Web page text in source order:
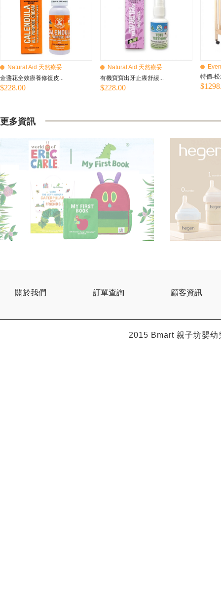
Natural Aid 天然療妥
金盞花全效療養修復皮...
$228.00
Natural Aid 天然療妥
有機寶寶出牙止癢舒緩...
$228.00
特價-
更多資訊
關於我們 訂單查詢 顧客資訊
2015 Bmart親子坊嬰幼